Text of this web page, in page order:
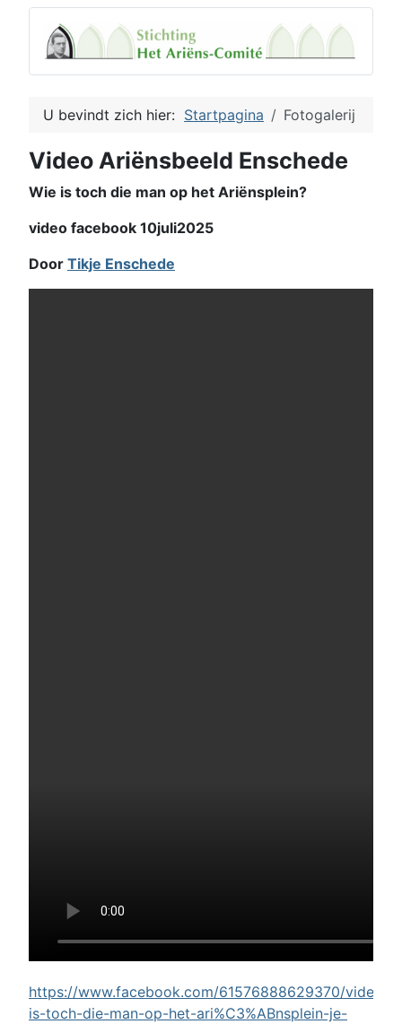
U bevindt zich hier: Startpagina Fotogalerij
Video Ariënsbeeld Enschede
Wie is toch die man op het Ariënsplein?
video facebook 10juli2025
Door Tikje Enschede
https://www.facebook.com/61576888629370/videos/
is-toch-die-man-op-het-ari%C3%ABnsplein-je-